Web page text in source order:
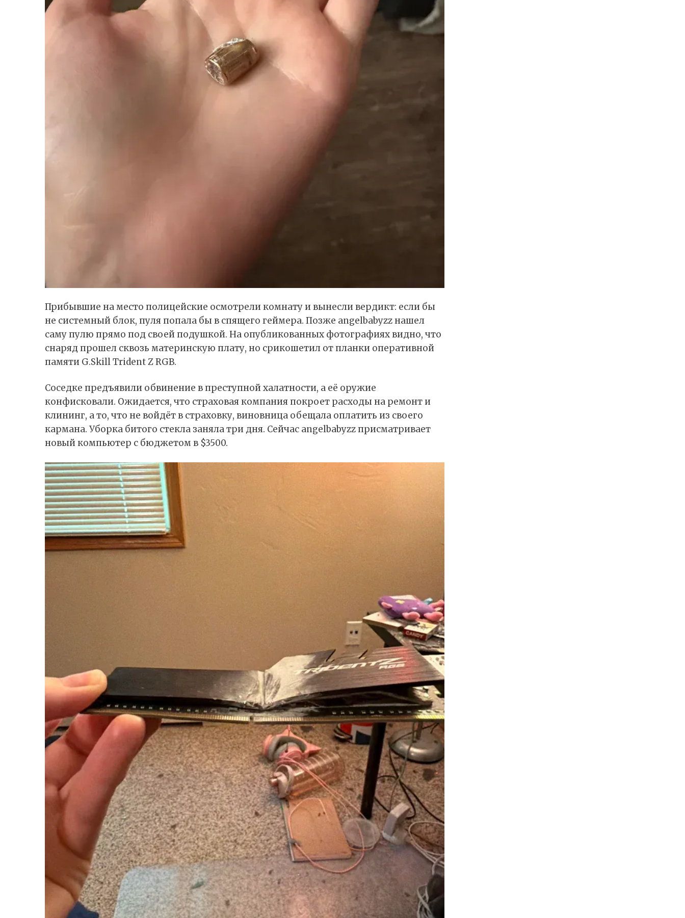
Прибывшие на место полицейские осмотрели комнату и вынесли вердикт: если бы
не системный блок, пуля попала бы в спящего геймера. Позже angelbabyzz нашел
саму пулю прямо под своей подушкой. На опубликованных фотографиях видно, что
снаряд прошел сквозь материнскую плату, но срикошетил от планки оперативной
памяти G.Skill Trident Z RGB.
Соседке предъявили обвинение в преступной халатности, а её оружие
конфисковали. Ожидается, что страховая компания покроет расходы на ремонт и
клининг, а то, что не войдёт в страховку, виновница обещала оплатить из своего
кармана. Уборка битого стекла заняла три дня. Сейчас angelbabyzz присматривает
новый компьютер с бюджетом в $3500.